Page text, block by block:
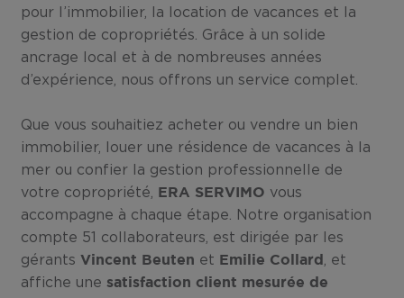
pour l’immobilier, la location de vacances et la
gestion de copropriétés. Grâce à un solide
ancrage local et à de nombreuses années
d’expérience, nous offrons un service complet.
Que vous souhaitiez acheter ou vendre un bien
immobilier, louer une résidence de vacances à la
mer ou confier la gestion professionnelle de
votre copropriété,
ERA SERVIMO vous
accompagne à chaque étape. Notre organisation
compte 51 collaborateurs, est dirigée par les
gérantsVincent Beuten et Emilie Collard
, et
affiche unesatisfaction client mesurée de